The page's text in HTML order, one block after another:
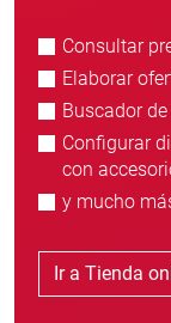
Consultar
Elaborar
Buscador
Configurar
con
y mucho
Ir a Tienda